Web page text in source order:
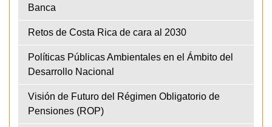
Banca
Retos de Costa Rica de cara al 2030
Políticas Públicas Ambientales en el Ámbito del
Desarrollo Nacional
Visión de Futuro del Régimen Obligatorio de
Pensiones (ROP)